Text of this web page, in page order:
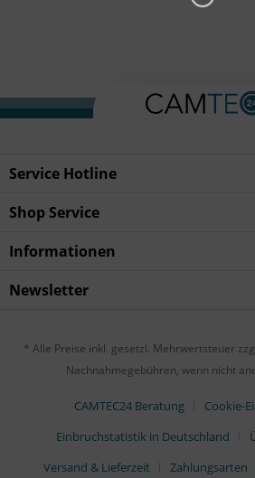
Service Hotline
Shop Service
Informationen
Newsletter
* Alle Preise inkl. gesetzl. Mehrwertsteuer
Nachnahmegebühren, wenn nicht
CAMTEC24 Beratung
Cookie-
Einbruchstatistik in Deutschland
Versand & Lieferzeit
Zahlungsarten